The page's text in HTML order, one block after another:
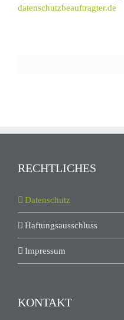
datenschutzbeauftragter.de
RECHTLICHES
Datenschutz
Haftungsausschluss
Impressum
KONTAKT